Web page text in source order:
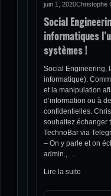
juin 1, 2020Christophe
Social
informatiques
systèmes !
Social Engineering,
informatique).
et la manipulation
d’information ou à
confidentielles.
souhaitez échanger
TechnoBar via
– On y parle et on
admin., …
Lire la suite